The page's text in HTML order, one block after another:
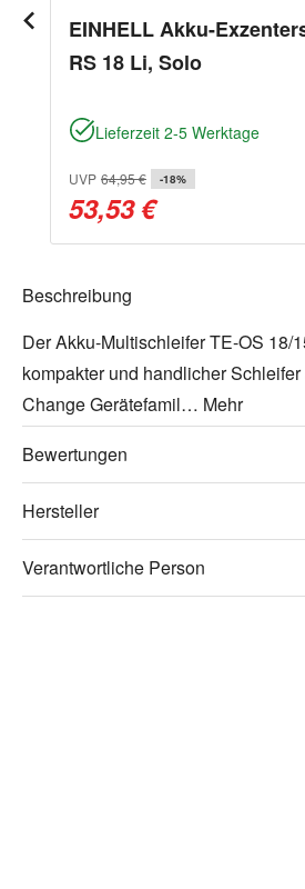
EINHELL Akku-
RS 18 Li, Solo
Lieferzeit 2-5 Werktage
UVP 64,95 € -18%
53,53 €
Beschreibung
Der Akku-Multischleifer TE-OS 18/
kompakter und handlicher
Change Gerätefamil… Mehr
Bewertungen
Hersteller
Verantwortliche Person